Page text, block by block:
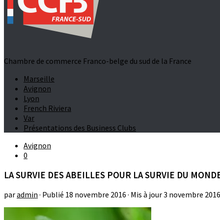
Chambre de commerce Franco-belge du sud de la France
Marseille
Avignon
Lyon
French Riviera
Var
Présentations des Business Clubs
Avignon
0
LA SURVIE DES ABEILLES POUR LA SURVIE DU
paradmin · Publié 18 novembre 2016 · Mis à jour3 novembre 2016